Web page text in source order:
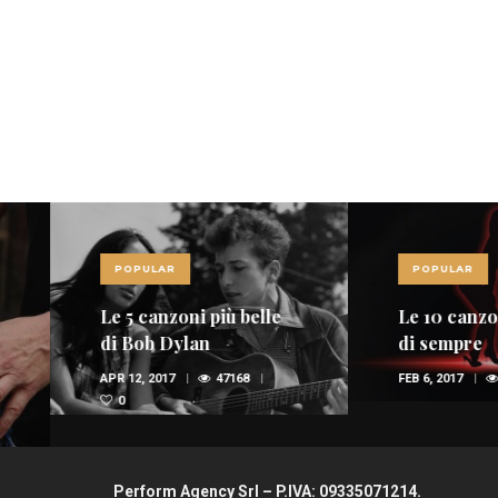
POPULAR
Le 5 canzoni più belle
di Bob Dylan
APR 12, 2017
47168
0
POPULAR
Le 10 canzoni
di sempre
FEB 6, 2017 36944
Perform Agency Srl – P.IVA: 09335071214.